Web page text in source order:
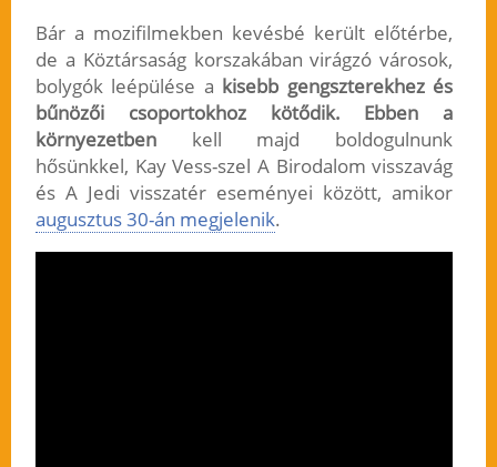
Bár a mozifilmekben kevésbé került előtérbe,
de a Köztársaság korszakában virágzó városok,
bolygók leépülése a kisebb gengszterekhez és
bűnözői csoportokhoz kötődik. Ebben a
környezetbenkell majd boldogulnunk
hősünkkel, Kay Vess-szel A Birodalom visszavág
és A Jedi visszatér eseményei között, amikor
augusztus 30-án megjelenik.